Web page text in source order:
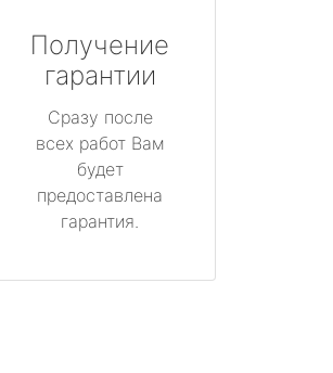
Получение
гарантии
Сразу после
всех работ Вам
будет
предоставлена
гарантия.